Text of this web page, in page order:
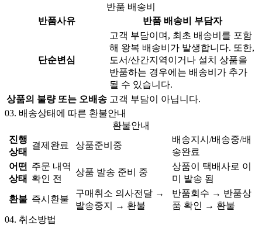
반품 배송비
반품사유
반품 배송비 부담자
단순변심
고객 부담이며, 최초 배송비를 포함
해 왕복 배송비가 발생합니다. 또한,
도서/산간지역이거나 설치 상품을
반품하는 경우에는 배송비가 추가
될 수 있습니다.
상품의 불량 또는 오배송 고객 부담이 아닙니다.
03. 배송상태에 따른 환불안내
환불안내
진행
상태
결제완료 상품준비중
배송지시/배송중/배
송완료
어떤
상태
주문 내역
확인 전
상품 발송 준비 중
상품이 택배사로 이
미 발송 됨
환불 즉시환불
구매취소 의사전달 →
발송중지 → 환불
반품회수 → 반품상
품 확인 → 환불
04. 취소방법